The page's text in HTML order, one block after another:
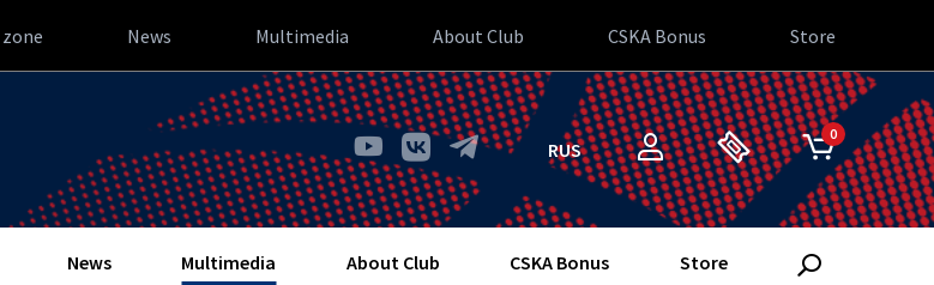
zone News Multimedia About Club CSKA Bonus Store
RUS
0
News Multimedia About Club CSKA Bonus Store